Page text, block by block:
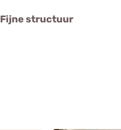
Fijne structuur